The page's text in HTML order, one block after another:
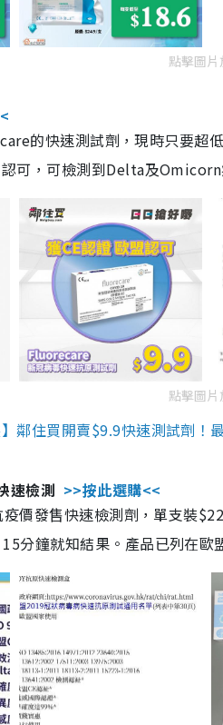
點擊圖片
的快速測試劑，現時只要超
可，可檢測到Delta及
點擊圖片
鄰住買開賣$9.9快速測試劑！
速檢測 >>按此選購<<
價發售快速檢測劑，單支裝
分鐘就知結果。產品已列在歐